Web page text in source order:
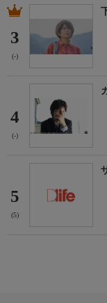
3
(-)
4
(-)
5
(5)